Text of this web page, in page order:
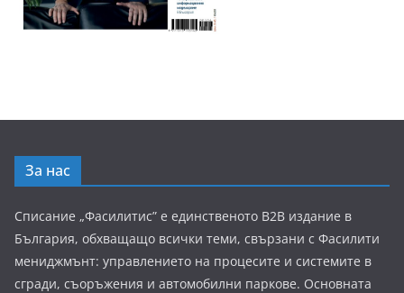
За нас
Списание „Фасилитис” е единственото B2B издание в
България, обхващащо всички теми, свързани с Фасилити
мениджмънт: управлението на процесите и системите в
сгради, съоръжения и автомобилни паркове. Основната